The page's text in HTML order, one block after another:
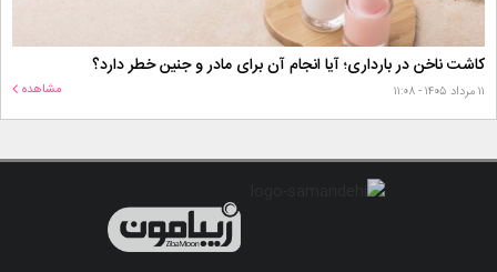
کاشت ناخن در بارداری؛ آیا انجام آن برای مادر و جنین خطر دارد؟
۱۱ مرداد ۱۴۰۵ - ۱۱:۰۸ مشاهده